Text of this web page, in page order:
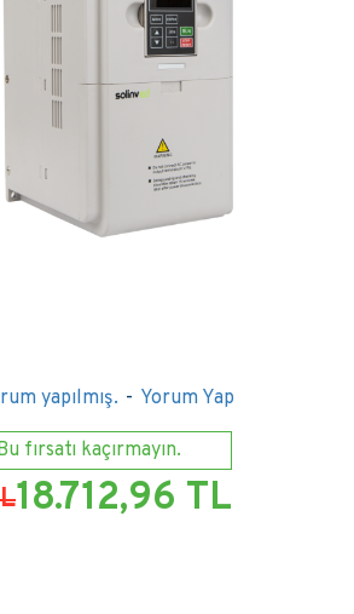
yapılmış. - Yorum Yap
fırsatı kaçırmayın.
18.712,96 TL